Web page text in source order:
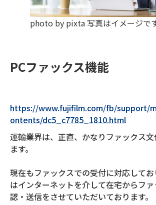
photo by pixta 写真はイメージで
PCファックス機能
https://www.fujifilm.com/fb/support/
ontents/dc5_c7785_1810.html
運輸業界は、正直、かなりファックス文
ます。
現在もファックスでの受付に対応して
はインターネットを介して在宅からフ
認・送信をさせていただいております。